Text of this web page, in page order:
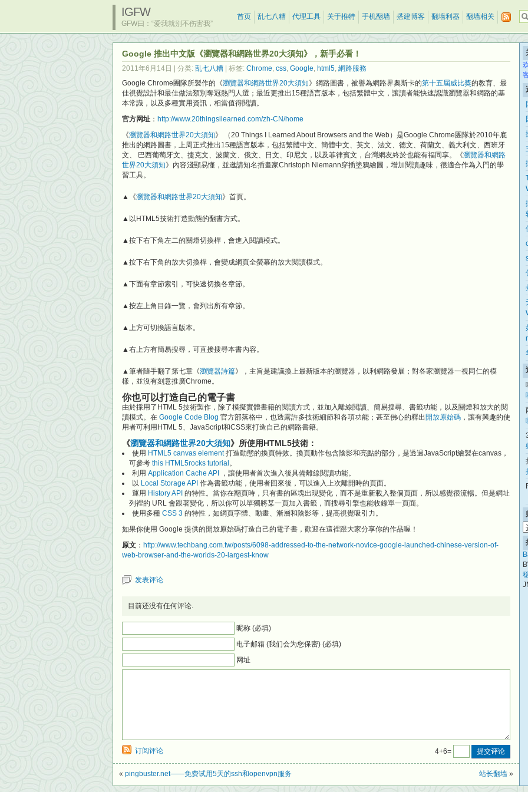
IGFW
GFW曰：“爱我就别不伤害我”
首页 乱七八糟 代理工具 关于推特 手机翻墙 搭建博客 翻墙利器 翻墙相关
Google 推出中文版《瀏覽器和網路世界20大須知》，新手必看！
2011年6月14日 | 分类: 乱七八糟 | 标签: Chrome, css, Google, html5, 網路服務
Google Chrome團隊所製作的《瀏覽器和網路世界20大須知》網路圖書，被譽為網路界奧斯卡的第十五屆威比獎的教育、最
佳視覺設計和最佳做法類別奪冠熱門人選；最近更推出15種語言版本，包括繁體中文，讓讀者能快速認識瀏覽器和網路的基
本常識，以及多種實用資訊，相當值得閱讀。
官方网址 ： http://www.20thingsilearned.com/zh-CN/home
《瀏覽器和網路世界20大須知》 （20 Things I Learned About Browsers and the Web）是Google Chrome團隊於2010年底
推出的網路圖書，上周正式推出15種語言版本，包括繁體中文、簡體中文、英文、法文、德文、荷蘭文、義大利文、西班牙
文、 巴西葡萄牙文、捷克文、波蘭文、俄文、日文、印尼文，以及菲律賓文，台灣網友終於也能有福同享。《瀏覽器和網路
世界20大須知》內容淺顯易懂，並邀請知名插畫家Christoph Niemann穿插塗鴉繪圖，增加閱讀趣味，很適合作為入門的學
習工具。
▲《瀏覽器和網路世界20大須知》首頁。
▲以HTML5技術打造動態的翻書方式。
▲按下右下角左二的關燈切換桿，會進入閱讀模式。
▲按下右下角的放大切換桿，會變成網頁全螢幕的放大閱讀模式。
▲下面有章節索引，可快速切換各章節。
▲按左上角目錄一覽，會列出所有章節。
▲上方可切換語言版本。
▲右上方有簡易搜尋，可直接搜尋本書內容。
▲筆者隨手翻了第七章《瀏覽器詩篇》，主旨是建議換上最新版本的瀏覽器，以利網路發展；對各家瀏覽器一視同仁的模
樣，並沒有刻意推廣Chrome。
你也可以打造自己的電子書
由於採用了HTML 5技術製作，除了模擬實體書籍的閱讀方式，並加入離線閱讀、簡易搜尋、書籤功能，以及關燈和放大的閱
讀模式。在 Google Code Blog 官方部落格中，也透露許多技術細節和各項功能；甚至佛心的釋出 開放原始碼 ，讓有興趣的使
用者可利用HTML 5、JavaScript和CSS來打造自己的網路書籍。
《瀏覽器和網路世界20大須知》所使用HTML5技術：
使用 HTML5 canvas element打造動態的換頁特效。換頁動作包含陰影和亮點的部分，是透過JavaScript繪製在canvas，
可參考 this HTML5rocks tutorial 。
利用 Application Cache API
，讓使用者首次進入後具備離線閱讀功能。
以 Local Storage API 作為書籤功能，使用者回來後，可以進入上次離開時的頁面。
運用 History API 的特性。當你在翻頁時，只有書的區塊出現變化，而不是重新載入整個頁面，所以感覺很流暢。但是網址
列裡的 URL 會跟著變化，所以你可以單獨將某一頁加入書籤，而搜尋引擎也能收錄單一頁面。
使用多種 CSS 3 的特性，如網頁字體、動畫、漸層和陰影等，提高視覺吸引力。
如果你使用 Google 提供的開放原始碼打造自己的電子書，歡迎在這裡跟大家分享你的作品喔！
原文 ： http://www.techbang.com.tw/posts/6098-addressed-to-the-network-novice-google-launched-chinese-version-of-
web-browser-and-the-worlds-20-largest-know
发表评论
目前还没有任何评论.
昵称 (必填)
电子邮箱 (我们会为您保密) (必填)
网址
订阅评论 4+6=
« pingbuster.net——免费试用5天的ssh和openvpn服务 站长翻墙 »